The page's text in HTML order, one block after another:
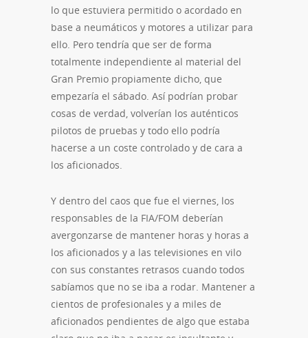
lo que estuviera permitido o acordado en
base a neumáticos y motores a utilizar para
ello. Pero tendría que ser de forma
totalmente independiente al material del
Gran Premio propiamente dicho, que
empezaría el sábado. Así podrían probar
cosas de verdad, volverían los auténticos
pilotos de pruebas y todo ello podría
hacerse a un coste controlado y de cara a
los aficionados.
Y dentro del caos que fue el viernes, los
responsables de la FIA/FOM deberían
avergonzarse de mantener horas y horas a
los aficionados y a las televisiones en vilo
con sus constantes retrasos cuando todos
sabíamos que no se iba a rodar. Mantener a
cientos de profesionales y a miles de
aficionados pendientes de algo que estaba